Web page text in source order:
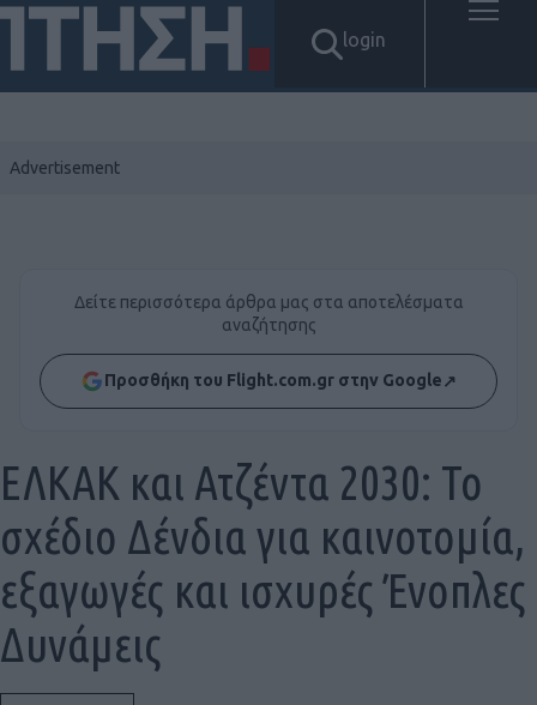
login
Δείτε περισσότερα άρθρα μας στα αποτελέσματα
αναζήτησης
Προσθήκη του Flight.com.gr στην Google↗
ΕΛΚΑΚ και Ατζέντα 2030: Το
σχέδιο Δένδια για καινοτομία,
εξαγωγές και ισχυρές Ένοπλες
Δυνάμεις